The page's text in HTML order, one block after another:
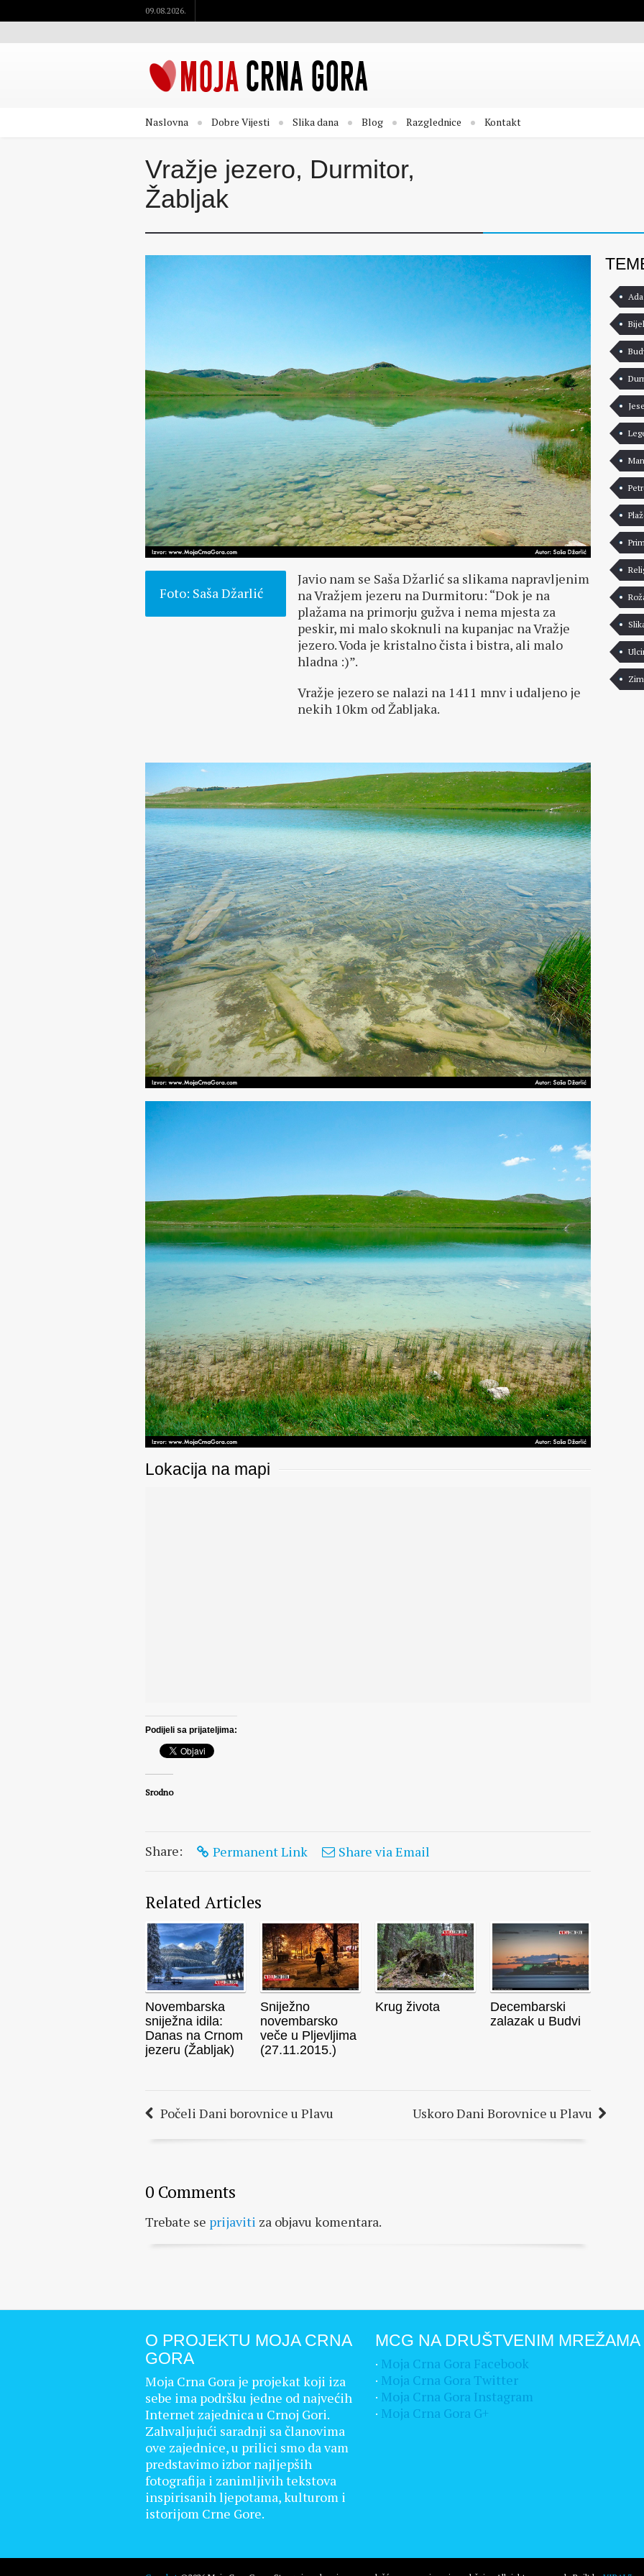
09.08.2026.
Naslovna Dobre Vijesti Slika dana Blog Razglednice Kontakt
Vražje jezero, Durmitor,
Žabljak
Foto: Saša Džarlić
Javio nam se Saša Džarlić sa slikama napravljenim
na Vražjem jezeru na Durmitoru: “Dok je na
plažama na primorju gužva i nema mjesta za
peskir, mi malo skoknuli na kupanjac na Vražje
jezero. Voda je kristalno čista i bistra, ali malo
hladna :)”.
Vražje jezero se nalazi na 1411 mnv i udaljeno je
nekih 10km od Žabljaka.
Lokacija na mapi
Podijeli sa prijateljima:
Srodno
Share: Permanent Link Share via Email
Related Articles
Novembarska
sniježna idila:
Danas na Crnom
jezeru (Žabljak)
Sniježno
novembarsko
veče u Pljevljima
(27.11.2015.)
Krug života
Decembarski
zalazak u Budvi
Počeli Dani borovnice u Plavu Uskoro Dani Borovnice u Plavu
0 Comments
Trebate se prijaviti za objavu komentara.
O PROJEKTU MOJA CRNA
GORA
Moja Crna Gora je projekat koji iza
sebe ima podršku jedne od najvećih
Internet zajednica u Crnoj Gori.
Zahvaljujući saradnji sa članovima
ove zajednice, u prilici smo da vam
predstavimo izbor najljepših
fotografija i zanimljivih tekstova
inspirisanih ljepotama, kulturom i
istorijom Crne Gore.
MCG NA DRUŠTVENIM MREŽAMA
· Moja Crna Gora Facebook
· Moja Crna Gora Twitter
· Moja Crna Gora Instagram
· Moja Crna Gora G+